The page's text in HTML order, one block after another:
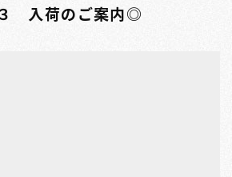
入荷のご案内◎